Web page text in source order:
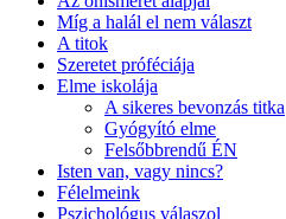
Míg a halál el nem választ
A titok
Szeretet próféciája
Elme iskolája
A sikeres bevonzás titka
Gyógyító elme
Felsőbbrendű ÉN
Isten van, vagy nincs?
Félelmeink
Pszichológus válaszol